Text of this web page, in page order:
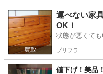
東京 渋谷区 恵比寿駅 食
運べない家
OK！
状態が悪くて
プリフラ
値下げ！美品